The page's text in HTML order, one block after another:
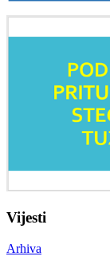
Vijesti
Arhiva